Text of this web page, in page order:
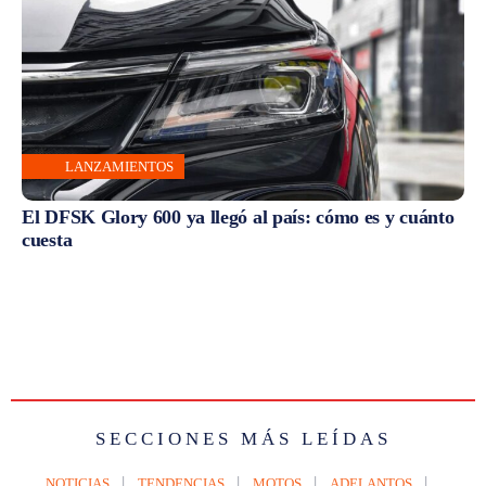
LANZAMIENTOS
El DFSK Glory 600 ya llegó al país: cómo es y cuánto
cuesta
SECCIONES MÁS LEÍDAS